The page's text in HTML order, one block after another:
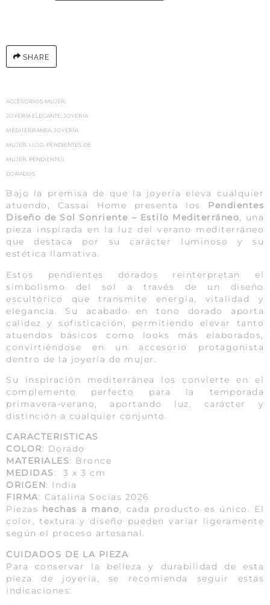
SHARE
ACCESORIOS MUJER,
JOYERÍA ELEGANTE,JOYERIA
MEDITERRANEA,JOYERÍA
MUJER, LUJO, PENDIENTES DE
MUJER, PENDIENTES
DORADOS
Bajo la premisa de que la joyería eleva cualquier
atuendo, Cassai Home presenta los Pendientes
Diseño de Sol Sonriente – Estilo Mediterráneo, una
pieza inspirada en la luz del verano mediterráneo
que destaca por su carácter luminoso y su
estética llamativa.
Estos pendientes dorados reinterpretan el
simbolismo del sol a través de un diseño
escultórico que transmite energía, vitalidad y
elegancia. Su acabado en tono dorado aporta
calidez y sofisticación, permitiendo elevar tanto
atuendos básicos como looks más elaborados,
convirtiéndose en un accesorio protagonista
dentro de la joyería de mujer.
Su inspiración mediterránea los convierte en el
complemento perfecto para la temporada
primavera-verano, aportando luz, carácter y
distinción a cualquier conjunto.
CARACTERISTICAS
COLOR: Dorado
MATERIALES: Bronce
MEDIDAS: 3 x 3 cm
ORIGEN: India
FIRMA: Catalina Socias 2026
Piezas
hechas a mano, cada producto es único. El
color, textura y diseño pueden variar ligeramente
según el proceso artesanal.
CUIDADOS DE LA PIEZA
Para conservar la belleza y durabilidad de esta
pieza de joyería, se recomienda seguir estas
indicaciones: